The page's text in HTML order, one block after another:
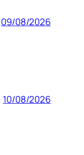
09/08/2026
10/08/2026